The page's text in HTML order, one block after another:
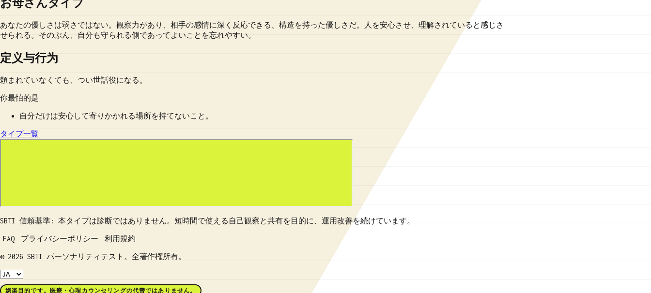
お母さんタイプ
あなたの優しさは弱さではない。観察力があり、相手の感情に深く反応できる、構造を持った優しさだ。人を安心させ、理解されていると感じさ
せられる。そのぶん、自分も守られる側であってよいことを忘れやすい。
定义与行为
頼まれていなくても、つい世話役になる。
你最怕的是
自分だけは安心して寄りかかれる場所を持てないこと。
タイプ一覧
SBTI 信頼基準: 本タイプは診断ではありません。短時間で使える自己観察と共有を目的に、運用改善を続けています。
FAQ プライバシーポリシー 利用規約
© 2026 SBTI パーソナリティテスト。全著作権所有。
娯楽目的です。医療・心理カウンセリングの代替ではありません。